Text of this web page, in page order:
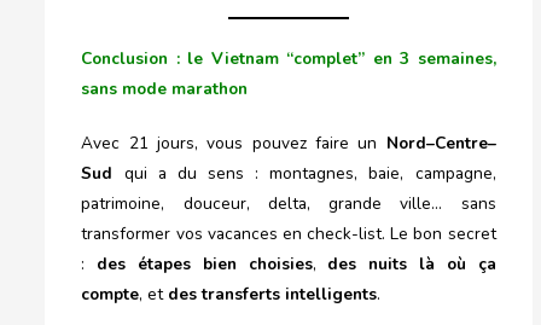
Conclusion : le Vietnam “complet” en 3 semaines,
sans mode marathon
Avec 21 jours, vous pouvez faire un Nord–Centre–
Sud qui a du sens : montagnes, baie, campagne,
patrimoine, douceur, delta, grande ville… sans
transformer vos vacances en check-list. Le bon secret
: des étapes bien choisies, des nuits là où ça
compte, et des transferts intelligents.